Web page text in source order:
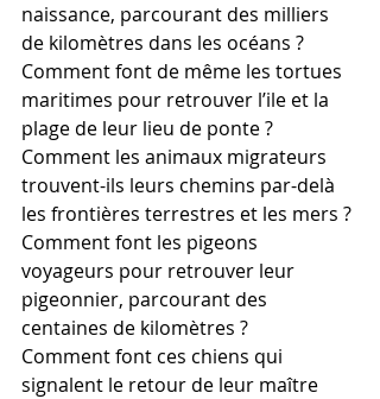
naissance, parcourant des milliers
de kilomètres dans les océans ?
Comment font de même les tortues
maritimes pour retrouver l’ile et la
plage de leur lieu de ponte ?
Comment les animaux migrateurs
trouvent-ils leurs chemins par-delà
les frontières terrestres et les mers ?
Comment font les pigeons
voyageurs pour retrouver leur
pigeonnier, parcourant des
centaines de kilomètres ?
Comment font ces chiens qui
signalent le retour de leur maître